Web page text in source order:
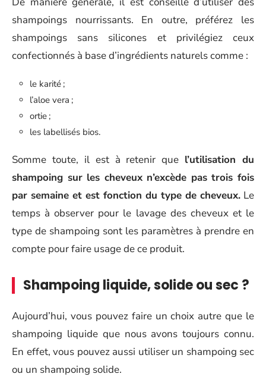
shampoings nourrissants. En outre, préférez les
shampoings sans silicones et privilégiez ceux
confectionnés à base d’ingrédients naturels comme :
le karité ;
l’aloe vera ;
ortie ;
les labellisés bios.
Somme toute, il est à retenir que l’utilisation du
shampoing sur les cheveux n’excède pas trois fois
par semaine et est fonction du type de cheveux. Le
temps à observer pour le lavage des cheveux et le
type de shampoing sont les paramètres à prendre en
compte pour faire usage de ce produit.
Shampoing liquide, solide ou sec ?
Aujourd’hui, vous pouvez faire un choix autre que le
shampoing liquide que nous avons toujours connu.
En effet, vous pouvez aussi utiliser un shampoing sec
ou un shampoing solide.